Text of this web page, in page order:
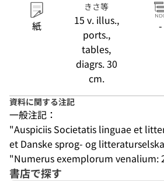
紙
きさ等
15 v. illus.,
ports.,
tables,
diagrs. 30
cm.
-
資料に関する注記
一般注記：
"Auspiciis Societatis linguae et
et Danske sprog- og
"Numerus exemplorum venalium:
書店で探す